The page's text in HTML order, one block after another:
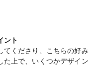
13時までのご来店でさらに
した。こちらも被らなそ
ント
てくださり、こちらの好み
た上で、いくつかデザイン